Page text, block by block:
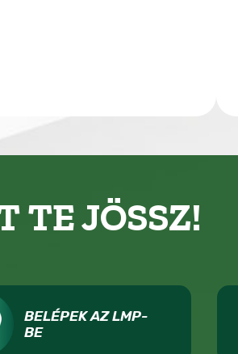
TE JÖSSZ!
BELÉPEK AZ LMP-
BE